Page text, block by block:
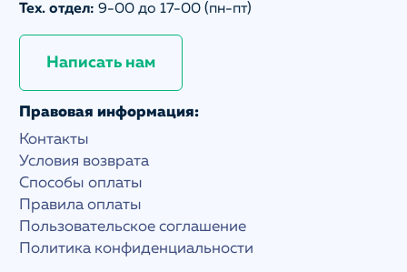
Тех. отдел: 9-00 до 17-00 (пн-пт)
Написать нам
Правовая информация:
Контакты
Условия возврата
Способы оплаты
Правила оплаты
Пользовательское соглашение
Политика конфиденциальности